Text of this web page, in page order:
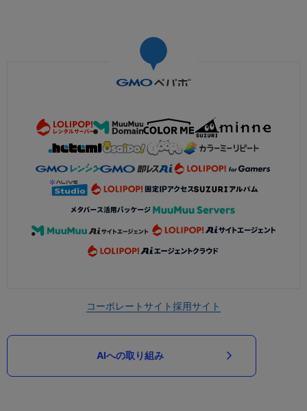
コーポレートサイト採用サイト
AIへの取り組み